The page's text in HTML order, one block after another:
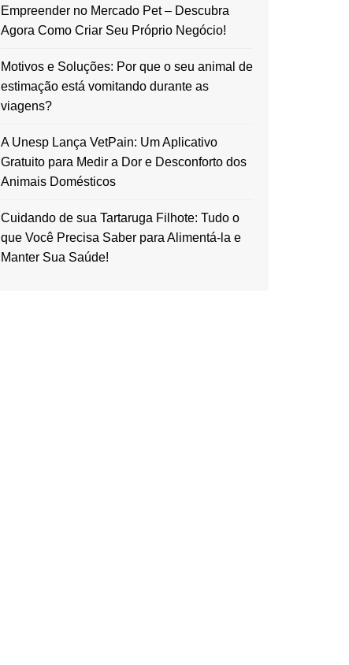
Empreender no Mercado Pet – Descubra
Agora Como Criar Seu Próprio Negócio!
Motivos e Soluções: Por que o seu animal de
estimação está vomitando durante as
viagens?
A Unesp Lança VetPain: Um Aplicativo
Gratuito para Medir a Dor e Desconforto dos
Animais Domésticos
Cuidando de sua Tartaruga Filhote: Tudo o
que Você Precisa Saber para Alimentá-la e
Manter Sua Saúde!